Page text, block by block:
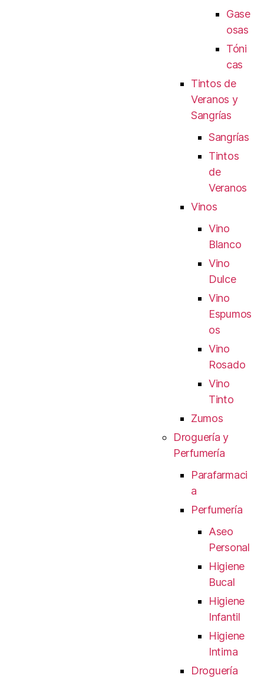
Gase
osas
Tóni
cas
Tintos de
Veranos y
Sangrías
Sangrías
Tintos
de
Veranos
Vinos
Vino
Blanco
Vino
Dulce
Vino
Espumos
os
Vino
Rosado
Vino
Tinto
Zumos
Droguería y
Perfumería
Parafarmaci
a
Perfumería
Aseo
Personal
Higiene
Bucal
Higiene
Infantil
Higiene
Intima
Droguería